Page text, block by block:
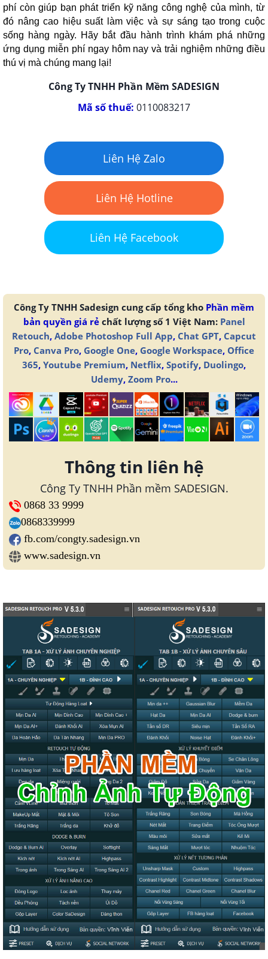
phí còn giúp bạn phát triển kỹ năng công nghệ của mình, từ
đó nâng cao hiệu suất làm việc và sự sáng tạo trong cuộc
sống hàng ngày. Hãy bắt đầu hành trình khám phá những
ứng dụng miễn phí ngay hôm nay và trải nghiệm những điều
thú vị mà chúng mang lại!
Công Ty TNHH Phần Mềm SADESIGN
Mã số thuế: 0110083217
Liên Hệ Zalo
Liên Hệ Hotline
Liên Hệ Facebook
Công Ty TNHH Sadesign cung cấp tổng kho Phần mềm
bản quyền giá rẻchất lượng số 1 Việt Nam: Panel
Retouch, Adobe Photoshop Full App, Chat GPT, Capcut
Pro, Canva Pro, Google One, Google Workspace, Office
365, Youtube Premium, Netflix, Spotify, Duolingo,
Udemy, Zoom Pro...
Thông tin liên hệ
Công Ty TNHH Phần mềm SADESIGN.
0868 33 9999
0868339999
fb.com/congty.sadesign.vn
www.sadesign.vn